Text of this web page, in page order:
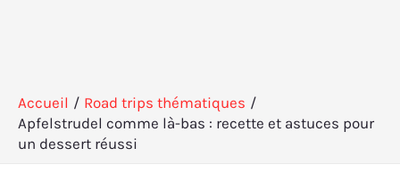
Accueil
Road trips thématiques
Apfelstrudel comme là-bas : recette et astuces pour
un dessert réussi